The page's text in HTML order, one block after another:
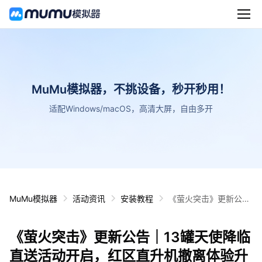
MuMu模拟器，不挑设备，秒开秒用！
适配Windows/macOS，高清大屏，自由多开
MuMu模拟器 活动资讯 安装教程
《萤火突击》更新公告
离体验升级！
《萤火突击》更新公告｜13罐天使降临
直送活动开启，红区直升机撤离体验升